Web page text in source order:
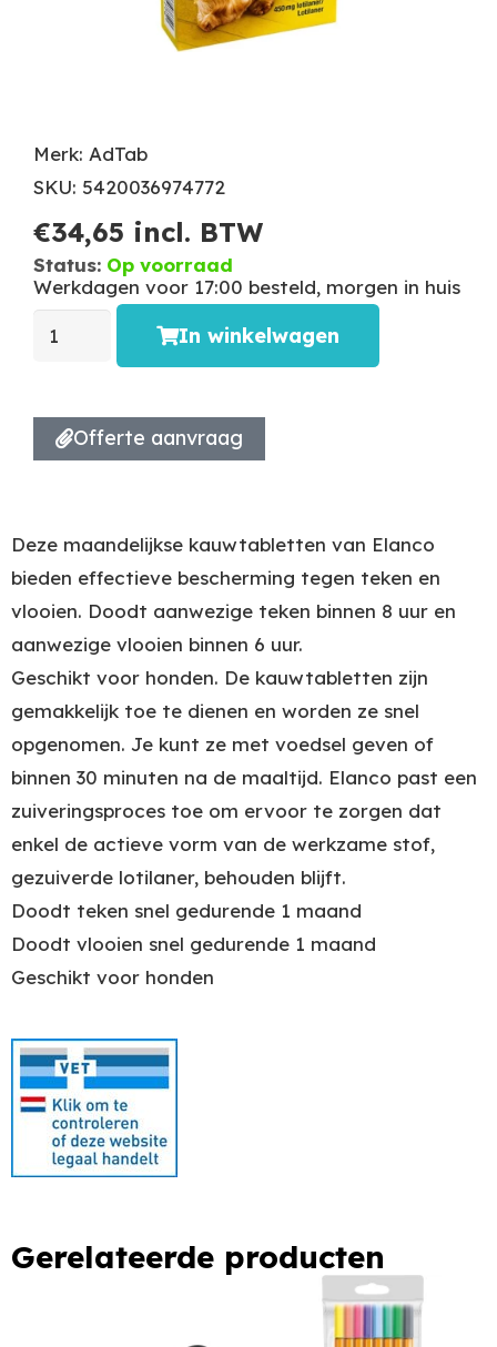
Merk: AdTab
SKU: 5420036974772
€34,65 incl. BTW
Status: Op voorraad
Werkdagen voor 17:00 besteld, morgen in huis
In winkelwagen
Offerte aanvraag
Deze maandelijkse kauwtabletten van Elanco
bieden effectieve bescherming tegen teken en
vlooien. Doodt aanwezige teken binnen 8 uur en
aanwezige vlooien binnen 6 uur.
Geschikt voor honden. De kauwtabletten zijn
gemakkelijk toe te dienen en worden ze snel
opgenomen. Je kunt ze met voedsel geven of
binnen 30 minuten na de maaltijd. Elanco past een
zuiveringsproces toe om ervoor te zorgen dat
enkel de actieve vorm van de werkzame stof,
gezuiverde lotilaner, behouden blijft.
Doodt teken snel gedurende 1 maand
Doodt vlooien snel gedurende 1 maand
Geschikt voor honden
Gerelateerde producten